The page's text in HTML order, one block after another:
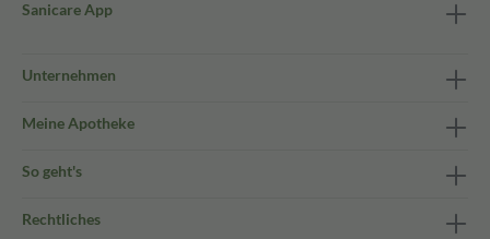
Sanicare App
Unternehmen
Meine Apotheke
So geht's
Rechtliches